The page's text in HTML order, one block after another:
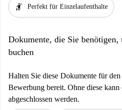
hail Perfekt für Einzelaufenthalte
Dokumente, die Sie
buchen
Halten Sie diese Dokumente für
Bewerbung bereit. Ohne diese
abgeschlossen werden.